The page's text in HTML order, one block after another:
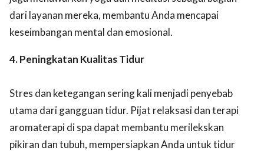
dari layanan mereka, membantu Anda mencapai
keseimbangan mental dan emosional.
4. Peningkatan Kualitas Tidur
Stres dan ketegangan sering kali menjadi penyebab
utama dari gangguan tidur. Pijat relaksasi dan terapi
aromaterapi di spa dapat membantu merilekskan
pikiran dan tubuh, mempersiapkan Anda untuk tidur